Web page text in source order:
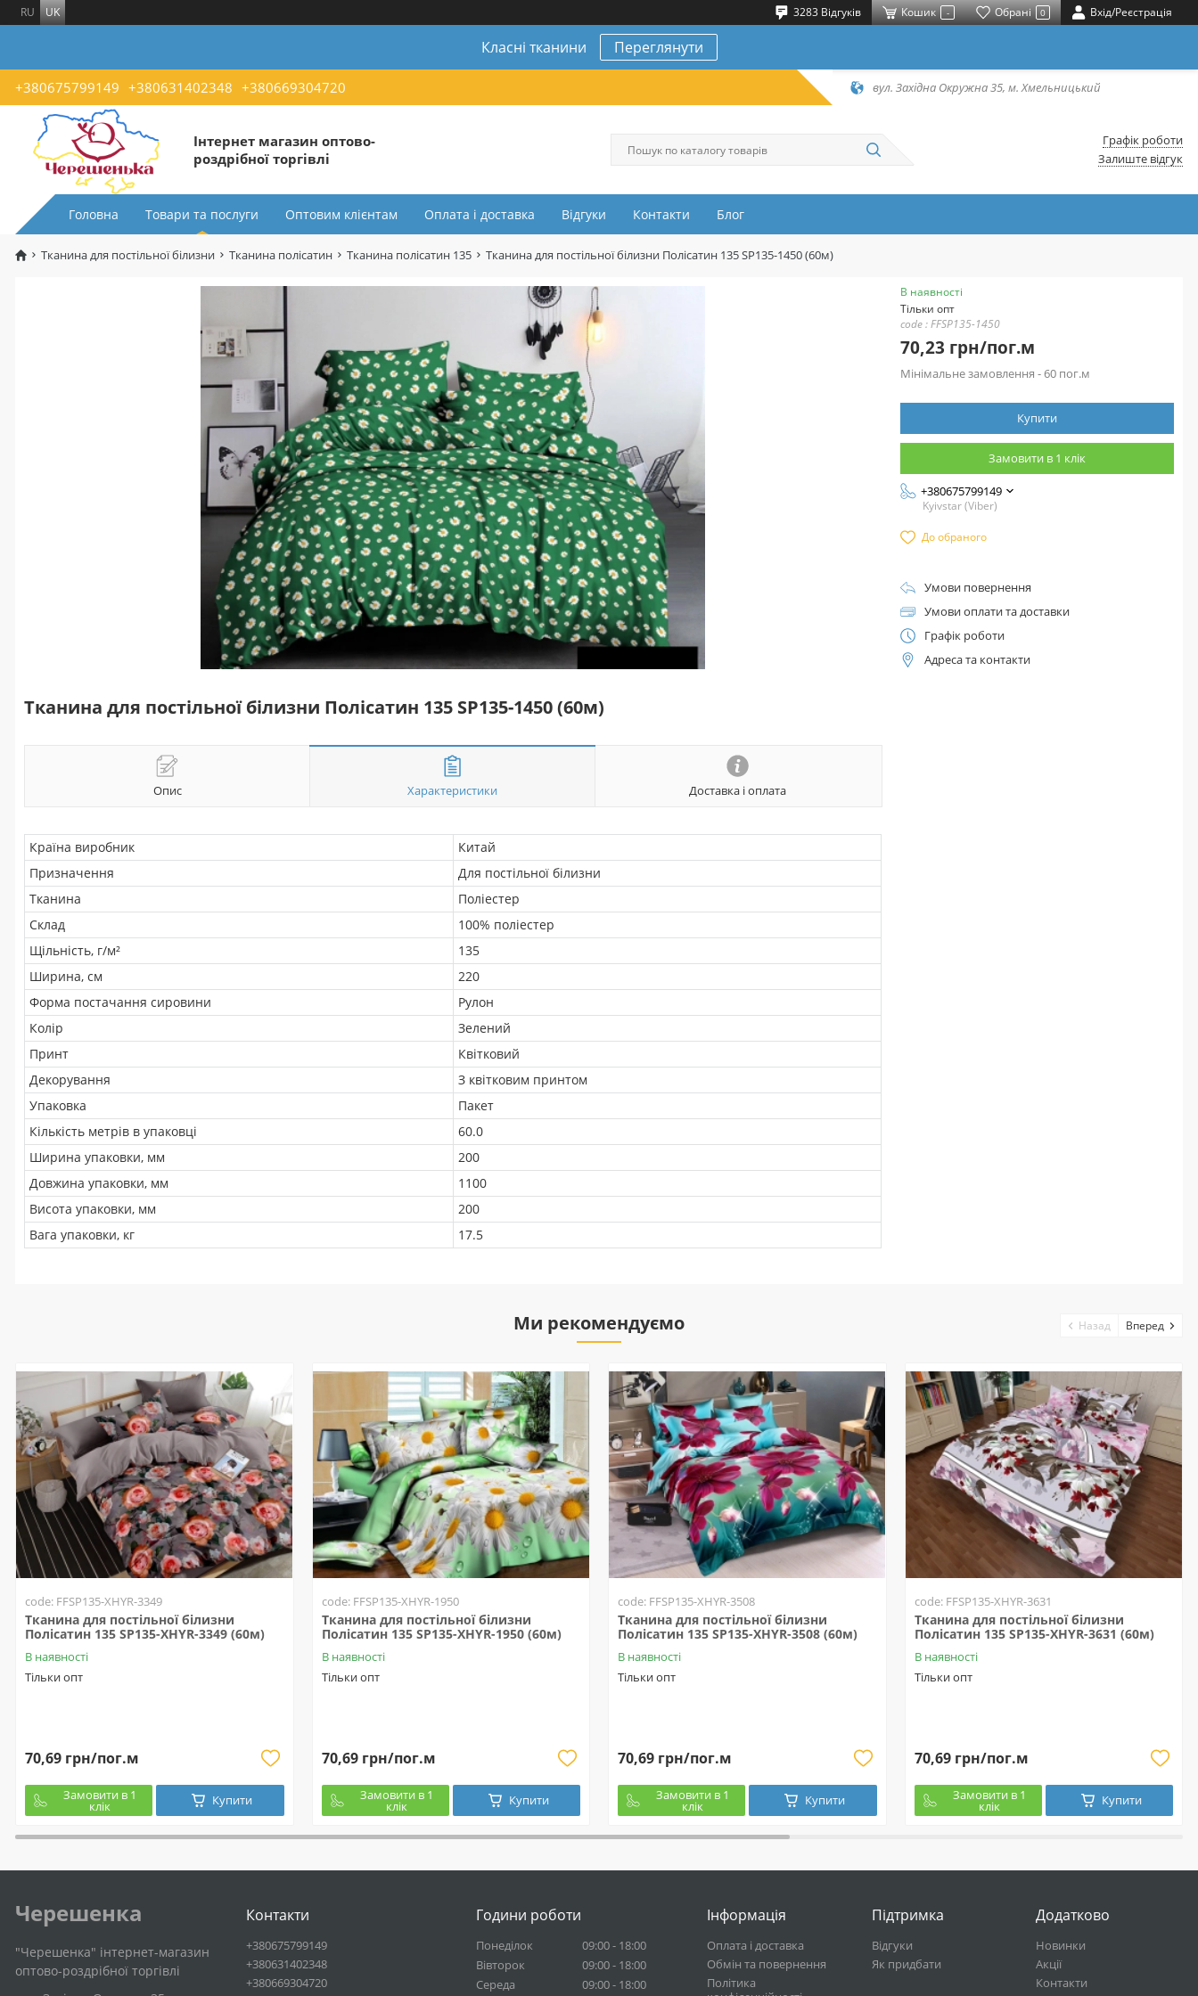
RU UK 3283 Відгуків Кошик - Обрані 0 Вхід/Реєстрація
Класні тканини Переглянути
+380675799149 +380631402348 +380669304720 вул. Західна Окружна 35, м. Хмельницький
Інтернет магазин оптово-
роздрібної торгівлі
Графік роботи
Залиште відгук
Головна Товари та послуги Оптовим клієнтам Оплата і доставка Відгуки Контакти Блог
Тканина для постільної білизни Тканина полісатин Тканина полісатин 135 Тканина для постільної білизни Полісатин 135 SP135-1450 (60м)
Тканина для постільної білизни Полісатин 135 SP135-1450 (60м)
Опис Характеристики Доставка і оплата
Країна виробник
Китай
Призначення
Для постільної білизни
Тканина
Поліестер
Склад
100% поліестер
Щільність, г/м²
135
Ширина, см
220
Форма постачання сировини
Рулон
Колір
Зелений
Принт
Квітковий
Декорування
З квітковим принтом
Упаковка
Пакет
Кількість метрів в упаковці
60.0
Ширина упаковки, мм
200
Довжина упаковки, мм
1100
Висота упаковки, мм
200
Вага упаковки, кг
17.5
В наявності
Тільки опт
code : FFSP135-1450
70,23 грн/пог.м
Мінімальне замовлення - 60 пог.м
Купити
Замовити в 1 клік
+380675799149
Kyivstar (Viber)
До обраного
Умови повернення
Умови оплати та доставки
Графік роботи
Адреса та контакти
Ми рекомендуємо
code: FFSP135-XHYR-3349
Тканина для постільної білизни
Полісатин 135 SP135-XHYR-3349 (60м)
В наявності
Тільки опт
70,69 грн/пог.м
Замовити в 1
клік Купити
code: FFSP135-XHYR-1950
Тканина для постільної білизни
Полісатин 135 SP135-XHYR-1950 (60м)
В наявності
Тільки опт
70,69 грн/пог.м
Замовити в 1
клік Купити
code: FFSP135-XHYR-3508
Тканина для постільної білизни
Полісатин 135 SP135-XHYR-3508 (60м)
В наявності
Тільки опт
70,69 грн/пог.м
Замовити в 1
клік Купити
code: FFSP135-XHYR-3631
Тканина для постільної білизни
Полісатин 135 SP135-XHYR-3631 (60м)
В наявності
Тільки опт
70,69 грн/пог.м
Замовити в 1
клік Купити
Назад Вперед
Черешенка
"Черешенка" інтернет-магазин
оптово-роздрібної торгівлі
Контакти
+380675799149
+380631402348
+380669304720
Години роботи
Понеділок
09:00 - 18:00
Вівторок
09:00 - 18:00
Середа
09:00 - 18:00
Інформація
Оплата і доставка
Обмін та повернення
Політика
Підтримка
Відгуки
Як придбати
Додатково
Новинки
Акції
Контакти